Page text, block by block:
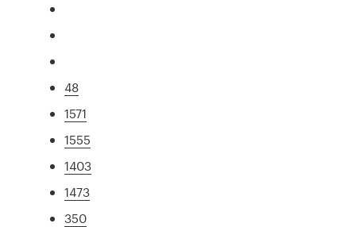
48
1571
1555
1403
1473
350